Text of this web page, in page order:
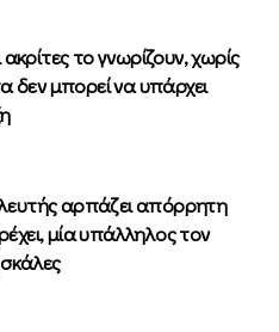
το γνωρίζουν, χωρίς
δεν μπορεί να υπάρχει
αρπάζει απόρρητη
μία υπάλληλος τον